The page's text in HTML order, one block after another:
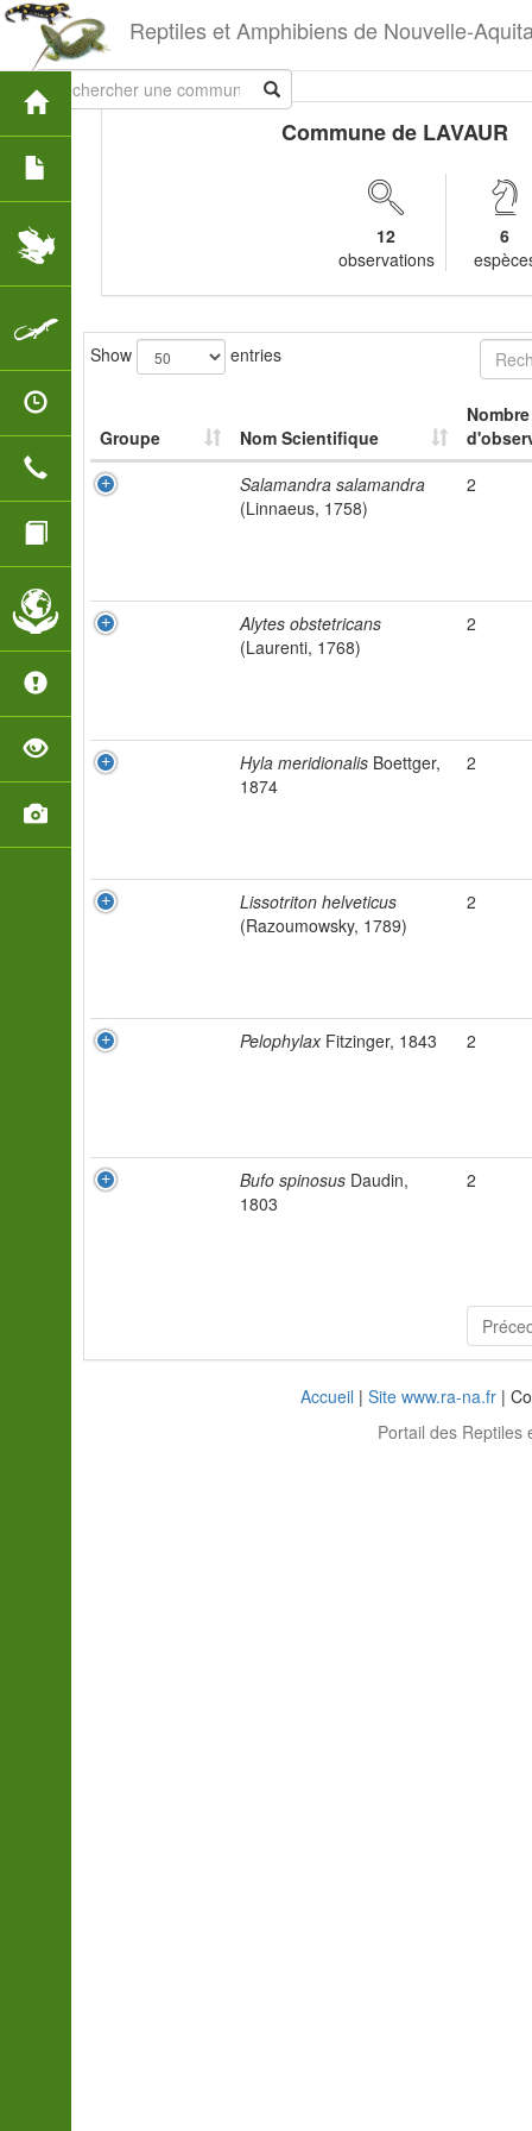
Reptiles et Amphibiens de Nouvelle-
Commune de LAVAUR
12
observations
6
Show entries
Groupe Nom Scientifique
Nombre
Salamandra salamandra
(Linnaeus, 1758)
2
Alytes obstetricans
(Laurenti, 1768)
2
Hyla meridionalis Boettger,
1874
2
Lissotriton helveticus
(Razoumowsky, 1789)
2
PelophylaxFitzinger, 1843 2
Bufo spinosus Daudin,
1803
2
Accueil | Site www.ra-na.fr |
Portail des Reptiles